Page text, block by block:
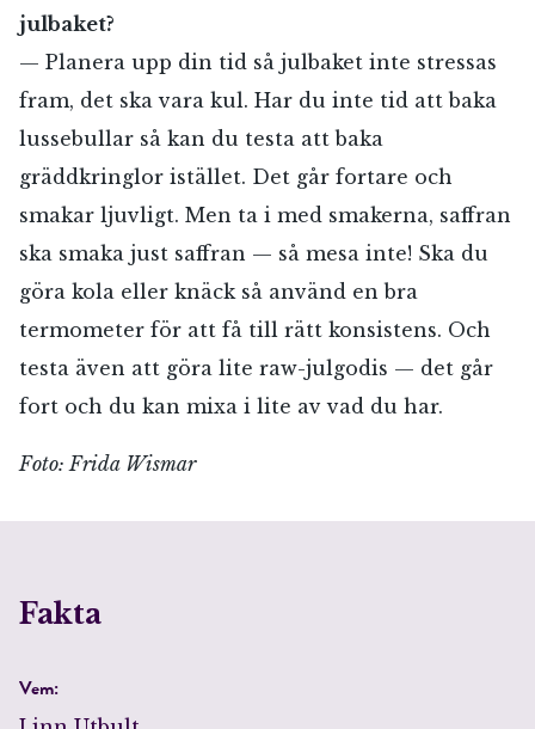
RÖSTA
Jag accepterar villkoren.
julbaket?
— Planera upp din tid så julbaket inte stressas
fram, det ska vara kul. Har du inte tid att baka
lussebullar så kan du testa att baka
gräddkringlor istället. Det går fortare och
smakar ljuvligt. Men ta i med smakerna, saffran
ska smaka just saffran — så mesa inte! Ska du
göra kola eller knäck så använd en bra
termometer för att få till rätt konsistens. Och
testa även att göra lite raw-julgodis — det går
fort och du kan mixa i lite av vad du har.
Foto: Frida Wismar
Fakta
Vem: